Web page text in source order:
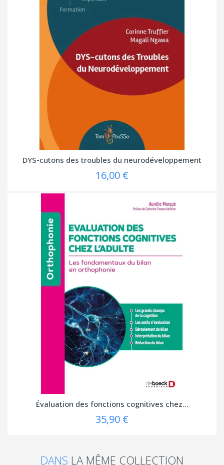
DYS-cutons des troubles du neurodéveloppement
16,00 €
Évaluation des fonctions cognitives chez...
35,90 €
DANS LA MÊME COLLECTION